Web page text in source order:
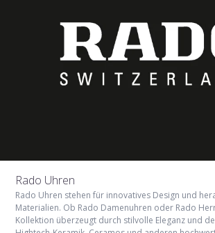
Rado Uhren
Rado Uhren stehen für innovatives Design und
Materialien. Ob Rado Damenuhren oder Rado
Kollektion überzeugt durch stilvolle Eleganz und